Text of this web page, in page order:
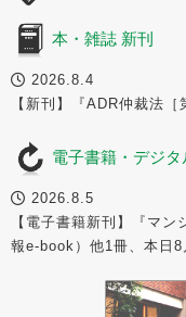
本・雑誌 新刊
2026.8.4
【新刊】『ADR仲裁法
電子書籍・デジ
2026.8.5
【電子書籍新刊】『マ
報e-book）他1冊、本日8